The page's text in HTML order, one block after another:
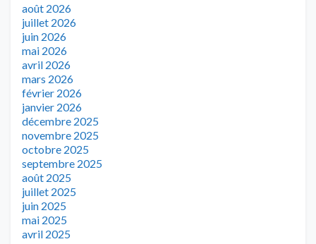
août 2026
juillet 2026
juin 2026
mai 2026
avril 2026
mars 2026
février 2026
janvier 2026
décembre 2025
novembre 2025
octobre 2025
septembre 2025
août 2025
juillet 2025
juin 2025
mai 2025
avril 2025